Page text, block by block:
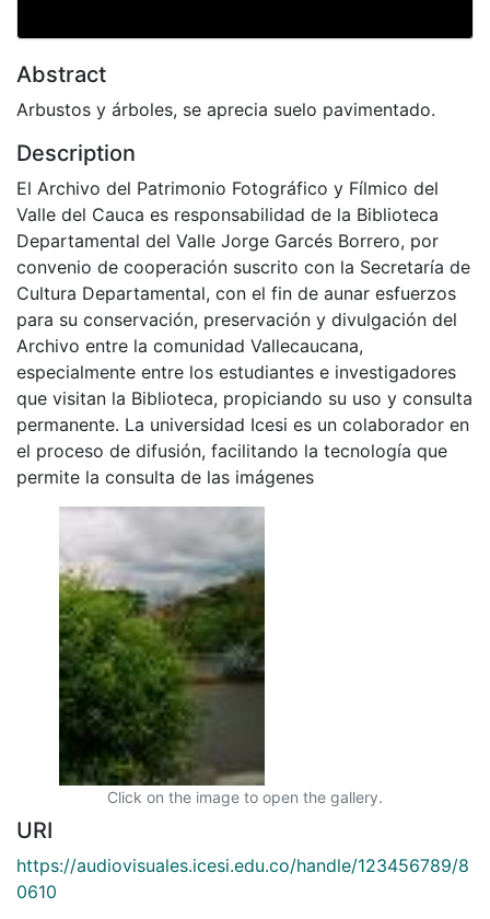
Abstract
Arbustos y árboles, se aprecia suelo pavimentado.
Description
El Archivo del Patrimonio Fotográfico y Fílmico del
Valle del Cauca es responsabilidad de la Biblioteca
Departamental del Valle Jorge Garcés Borrero, por
convenio de cooperación suscrito con la Secretaría de
Cultura Departamental, con el fin de aunar esfuerzos
para su conservación, preservación y divulgación del
Archivo entre la comunidad Vallecaucana,
especialmente entre los estudiantes e investigadores
que visitan la Biblioteca, propiciando su uso y consulta
permanente. La universidad Icesi es un colaborador en
el proceso de difusión, facilitando la tecnología que
permite la consulta de las imágenes
Click on the image to open the gallery.
URI
https://audiovisuales.icesi.edu.co/handle/123456789/8
0610